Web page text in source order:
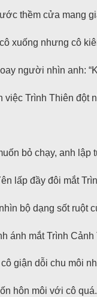
thềm cửa mang
xuống nhưng cô
người nhìn anh:
việc Trình Thiên
bỏ chạy, anh lập
lấp đầy đôi mắt
bộ dạng sốt ruột
ánh mắt Trình
giận dỗi chu môi
hôn môi với cô quá.